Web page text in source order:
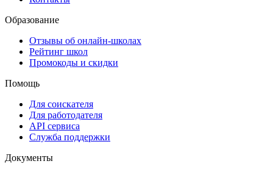
Образование
Отзывы об онлайн-школах
Рейтинг школ
Промокоды и скидки
Помощь
Для соискателя
Для работодателя
API сервиса
Служба поддержки
Документы